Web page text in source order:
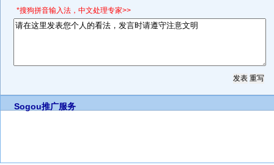
*搜狗拼音输入法，中文处理专家>>
Sogou推广服务